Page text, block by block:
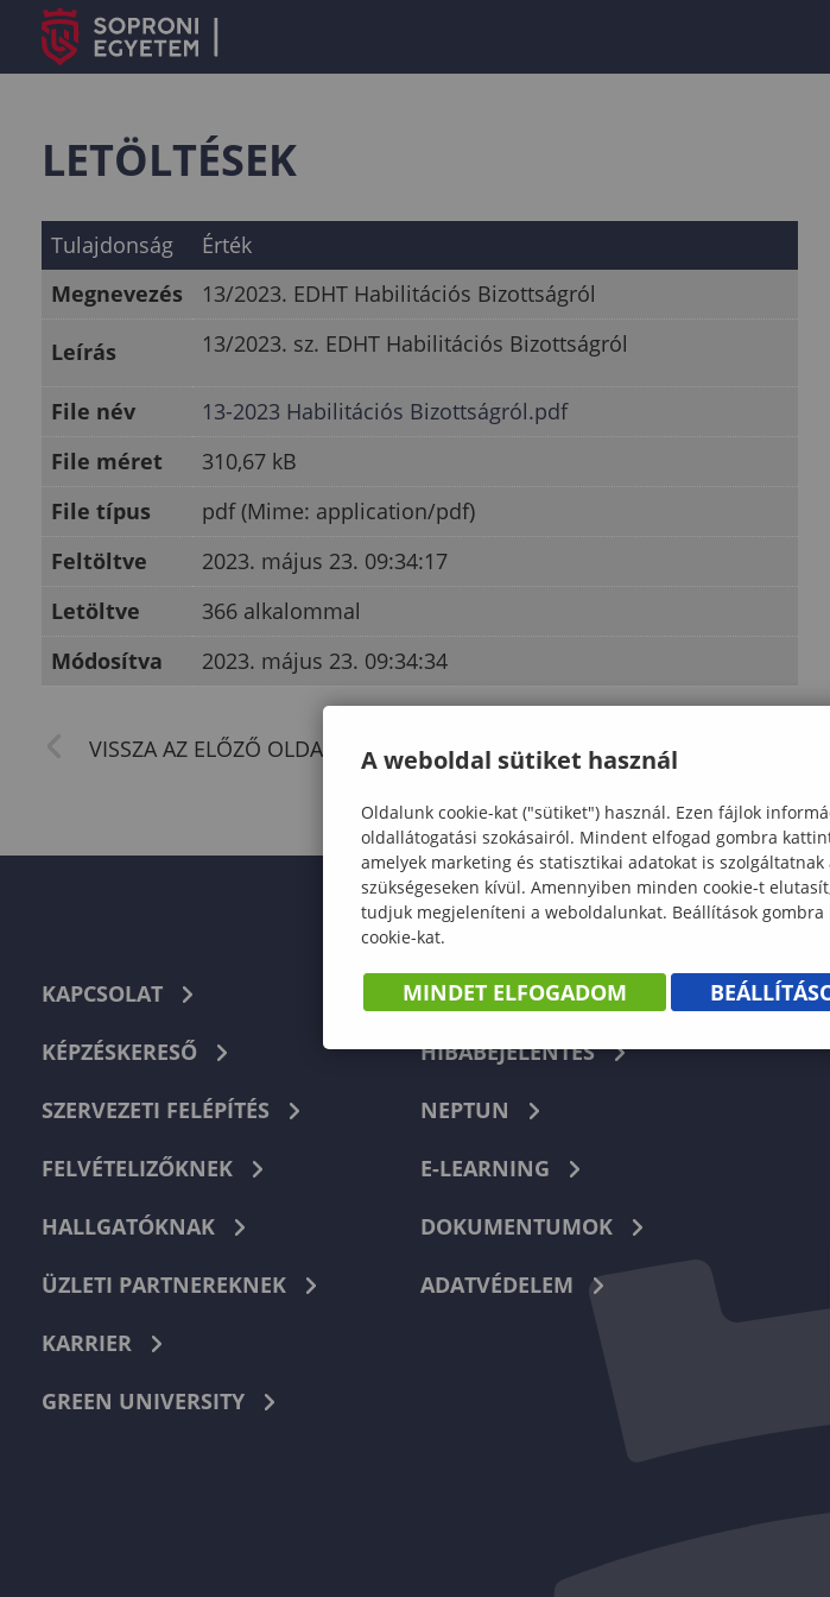
LETÖLTÉSEK
Tulajdonság
Érték
Megnevezés
13/2023. EDHT Habilitációs Bizottságról
Leírás 13/2023. sz. EDHT Habilitációs Bizottságról
File név
13-2023 Habilitációs Bizottságról.pdf
File méret
310,67 kB
File típus
pdf (Mime: application/pdf)
Feltöltve
2023. május 23. 09:34:17
Letöltve
366 alkalommal
Módosítva
2023. május 23. 09:34:34
KAPCSOLAT
KÉPZÉSKERESŐ
SZERVEZETI FELÉPÍTÉS
FELVÉTELIZŐKNEK
HALLGATÓKNAK
ÜZLETI PARTNEREKNEK
KARRIER
GREEN UNIVERSITY
TELEFONKÖNYV
HIBABEJELENTÉS
NEPTUN
E-LEARNING
DOKUMENTUMOK
ADATVÉDELEM
A weboldal sütiket használ
Oldalunk cookie-kat ("sütiket") használ. Ezen fájlok
oldallátogatási szokásairól. Mindent elfogad gombra
amelyek marketing és statisztikai adatokat is
szükségeseken kívül. Amennyiben minden cookie-t
tudjuk megjeleníteni a weboldalunkat. Beállítások
cookie-kat.
MINDET ELFOGADOM